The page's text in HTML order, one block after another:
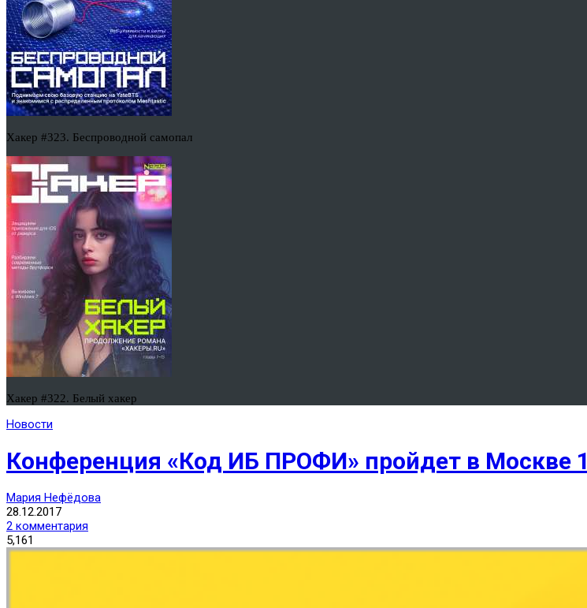
Хакер #323. Беспроводной самопал
Хакер #322. Белый хакер
Новости
Конференция «Код ИБ ПРОФИ» пройдет в Москве
Мария Нефёдова
28.12.2017
2 комментария
5,161